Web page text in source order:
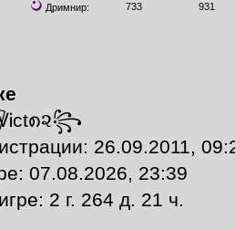
Дримнир:
733 931
၈૨꧂
26.09.2011,
07.08.2026, 23:39
2 г. 264 д. 21 ч.